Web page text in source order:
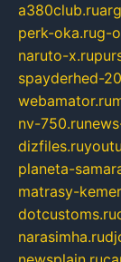
a380club.ru
perk-oka.rug-
naruto-x.ru
spayderhed-
webamator.ru
nv-750.ru
dizfiles.ru
planeta-
matrasy-
dotcustoms.ru
narasimha.ru